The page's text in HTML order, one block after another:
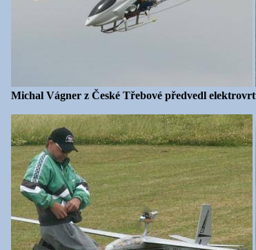
Michal Vágner z České Třebové předvedl